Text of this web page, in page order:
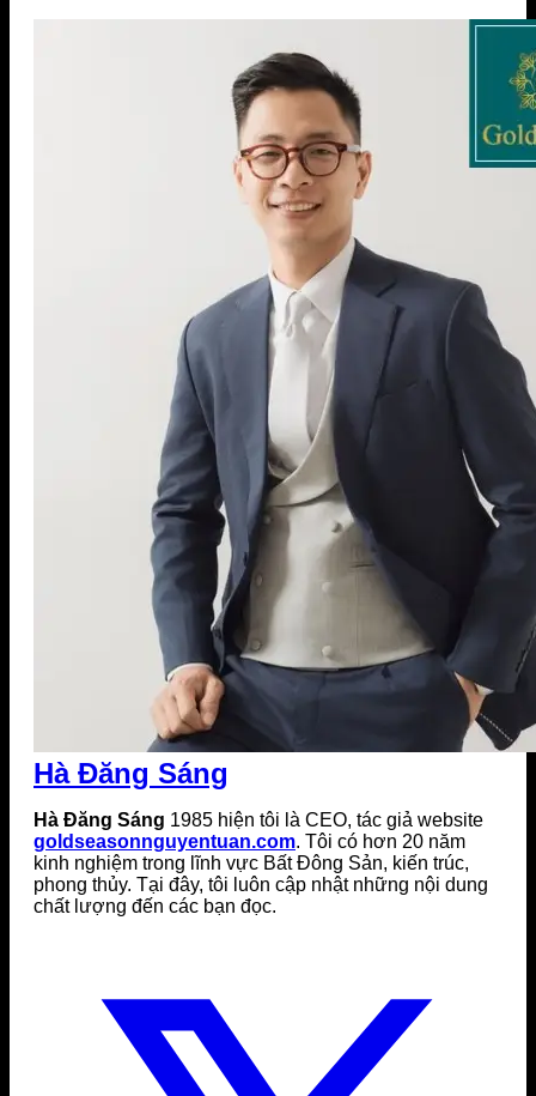
Hà Đăng Sáng
Hà Đăng Sáng 1985 hiện tôi là CEO, tác giả website
goldseasonnguyentuan.com. Tôi có hơn 20 năm
kinh nghiệm trong lĩnh vực Bất Đông Sản, kiến trúc,
phong thủy. Tại đây, tôi luôn cập nhật những nội dung
chất lượng đến các bạn đọc.